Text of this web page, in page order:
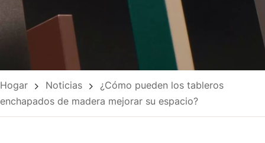
Hogar Noticias
¿Cómo pueden los tableros
enchapados de madera mejorar su espacio?